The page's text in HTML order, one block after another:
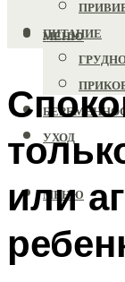
ПИТАНИЕ
УХОД
МЕНЮ
МЕНЮ
или